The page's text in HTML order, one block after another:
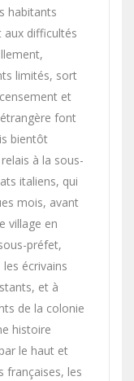
habitants
aux difficultés
limités, sort
et
font
bientôt
à la sous-
italiens, qui
mois, avant
village en
préfet,
écrivains
et à
de la colonie
histoire
le haut et
françaises, les